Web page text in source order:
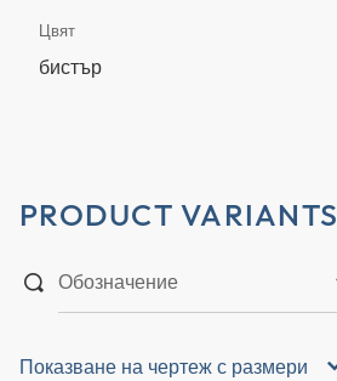
Цвят
бистър
PRODUCT VARIANTS
Показване на чертеж с размери